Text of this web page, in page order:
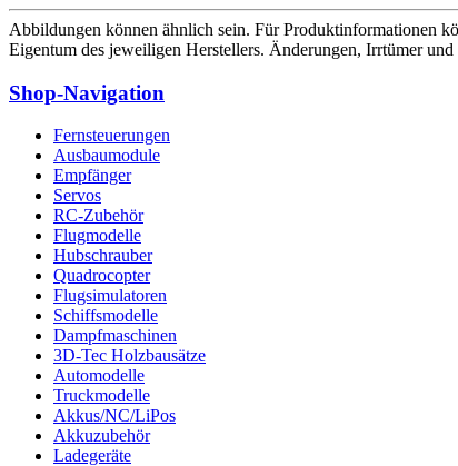
Abbildungen können ähnlich sein. Für Produktinformationen
Eigentum des jeweiligen Herstellers. Änderungen, Irrtümer
Shop-Navigation
Fernsteuerungen
Ausbaumodule
Empfänger
Servos
RC-Zubehör
Flugmodelle
Hubschrauber
Quadrocopter
Flugsimulatoren
Schiffsmodelle
Dampfmaschinen
3D-Tec Holzbausätze
Automodelle
Truckmodelle
Akkus/NC/LiPos
Akkuzubehör
Ladegeräte